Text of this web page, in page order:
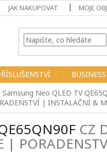
JAK NAKUPOVAT MOJE
Samsung Neo QLED TV
| INSTALAČNÍ &
CZ
|